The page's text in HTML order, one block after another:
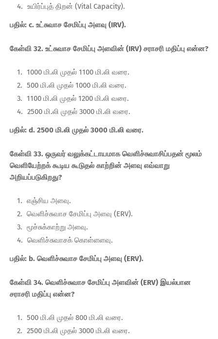
உயிர்ப்புத் திறன் (Vital Capacity).
பதில்: c. உட்சுவாச சேமிப்பு அளவு (IRV).
கேள்வி 32. உட்சுவாச சேமிப்பு அளவின் (IRV) சராசரி மதிப்பு என்ன?
1000 மி.லி முதல் 1100 மி.லி வரை.
500 மி.லி முதல் 1000 மி.லி வரை.
1100 மி.லி முதல் 1200 மி.லி வரை.
2500 மி.லி முதல் 3000 மி.லி வரை.
பதில்: d. 2500 மி.லி முதல் 3000 மி.லி வரை.
கேள்வி 33. ஒருவர் வலுக்கட்டாயமாக வெளிச்சுவாசிப்பதன் மூலம்
வெளியேற்றக் கூடிய கூடுதல் காற்றின் அளவு எவ்வாறு
அறியப்படுகிறது?
எஞ்சிய அளவு.
வெளிச்சுவாச சேமிப்பு அளவு (ERV).
மூச்சுக்காற்று அளவு.
வெளிச்சுவாசக் கொள்ளளவு.
பதில்: b. வெளிச்சுவாச சேமிப்பு அளவு (ERV).
கேள்வி 34. வெளிச்சுவாச சேமிப்பு அளவின் (ERV) இயல்பான
சராசரி மதிப்பு என்ன?
500 மி.லி முதல் 800 மி.லி வரை.
2500 மி.லி முதல் 3000 மி.லி வரை.